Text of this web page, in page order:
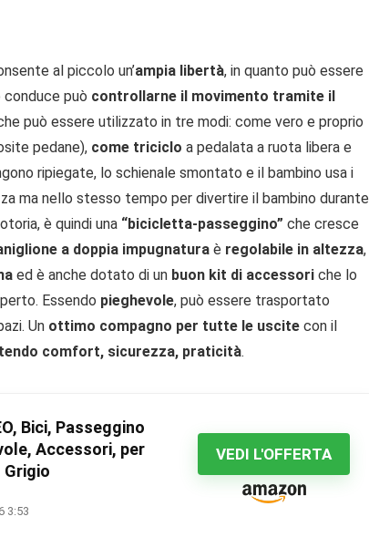
al piccolo un’ampia libertà, in quanto può essere
conduce può controllarne il movimento tramite il
può essere utilizzato in tre modi: come vero e proprio
pedane), come triciclo a pedalata a ruota libera e
ripiegate, lo schienale smontato e il bambino usa i
ma nello stesso tempo per divertire il bambino durante
è quindi una “bicicletta-passeggino” che cresce
a doppia impugnatura è regolabile in altezza,
ed è anche dotato di un buon kit di accessori che lo
Essendo pieghevole, può essere trasportato
Un ottimo compagno per tutte le uscite con il
comfort, sicurezza, praticità.
Bici, Passeggino
Accessori, per
Grigio
3:53
VEDI L'OFFERTA